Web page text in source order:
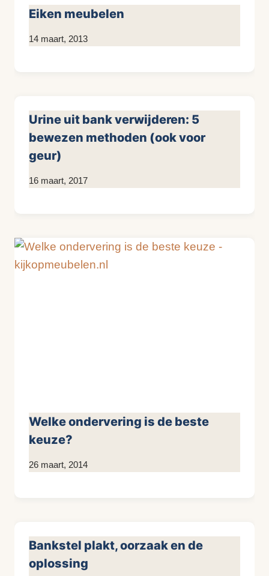
Eiken meubelen
Door
14 maart, 2013
Urine uit bank verwijderen: 5
bewezen methoden (ook voor
geur)
Door
16 maart, 2017
Welke ondervering is de beste
keuze?
Door
26 maart, 2014
Bankstel plakt, oorzaak en de
oplossing